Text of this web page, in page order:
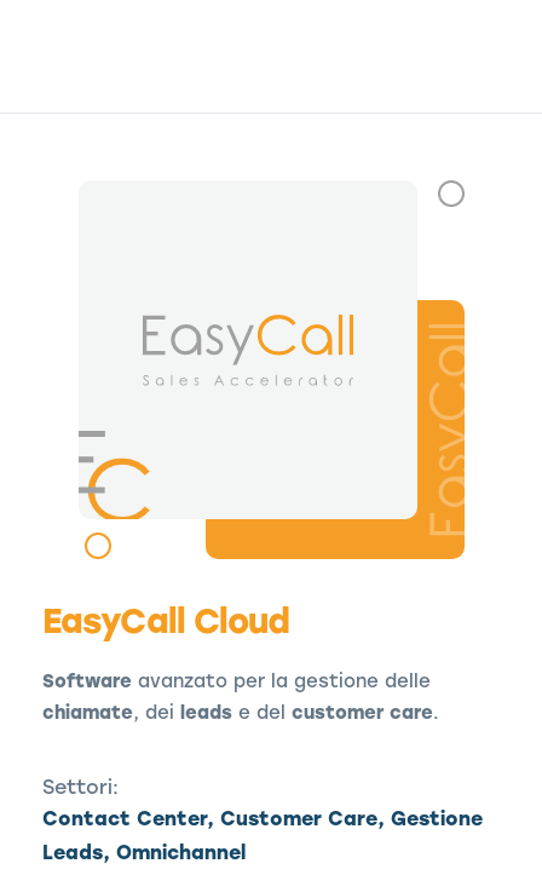
EasyCall Cloud
Software avanzato per la gestione delle
chiamate, dei leads e del customer care.
Settori:
Contact Center, Customer Care, Gestione
Leads, Omnichannel